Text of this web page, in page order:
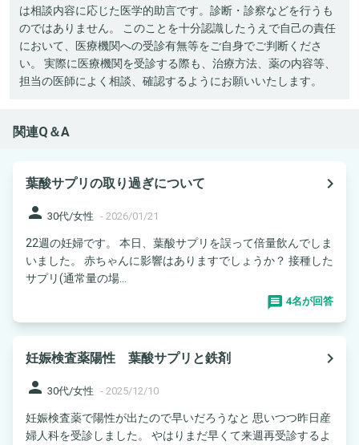
は相談内容に応じた医学的助言です。診断・診察などを行うも
のではありません。 このことを十分認識したうえで自己の責任
において、医療機関への受診有無等をご自身でご判断くださ
い。 実際に医療機関を受診する際も、治療方法、薬の内容等、
担当の医師によく相談、確認するようにお願いいたします。
関連Q＆A
葉酸サプリの取り過ぎについて
navigate_next
person 30代/女性 - 2026/01/21
22週の妊婦です。 本日、葉酸サプリを誤って倍量飲んでしま
いました。 赤ちゃんに影響はありますでしょうか？ 接種した
サプリ(通常量の場...
4名が回答
妊娠検査薬陽性 葉酸サプリと鉄剤
navigate_next
person 30代/女性 - 2025/12/10
妊娠検査薬で陽性が出たので早いだろうなと 思いつつ昨日産
婦人科を受診しました。 やはりまだ早くて来週再受診するよ